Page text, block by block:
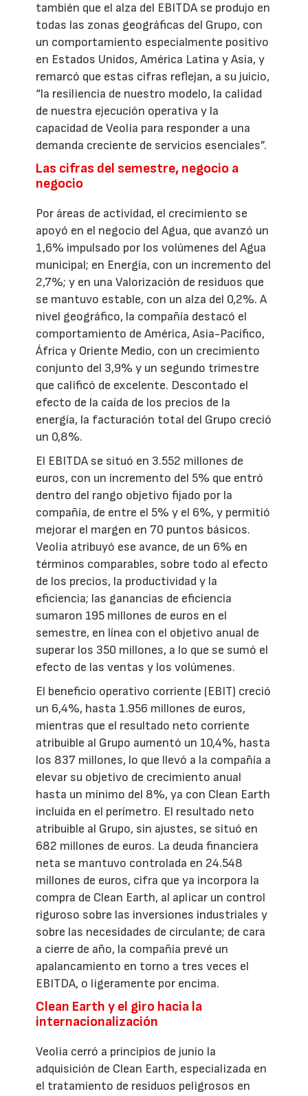
también que el alza del EBITDA se produjo en
todas las zonas geográficas del Grupo, con
un comportamiento especialmente positivo
en Estados Unidos, América Latina y Asia, y
remarcó que estas cifras reflejan, a su juicio,
“la resiliencia de nuestro modelo, la calidad
de nuestra ejecución operativa y la
capacidad de Veolia para responder a una
demanda creciente de servicios esenciales”.
Las cifras del semestre, negocio a
negocio
Por áreas de actividad, el crecimiento se
apoyó en el negocio del Agua, que avanzó un
1,6% impulsado por los volúmenes del Agua
municipal; en Energía, con un incremento del
2,7%; y en una Valorización de residuos que
se mantuvo estable, con un alza del 0,2%. A
nivel geográfico, la compañía destacó el
comportamiento de América, Asia-Pacífico,
África y Oriente Medio, con un crecimiento
conjunto del 3,9% y un segundo trimestre
que calificó de excelente. Descontado el
efecto de la caída de los precios de la
energía, la facturación total del Grupo creció
un 0,8%.
El EBITDA se situó en 3.552 millones de
euros, con un incremento del 5% que entró
dentro del rango objetivo fijado por la
compañía, de entre el 5% y el 6%, y permitió
mejorar el margen en 70 puntos básicos.
Veolia atribuyó ese avance, de un 6% en
términos comparables, sobre todo al efecto
de los precios, la productividad y la
eficiencia; las ganancias de eficiencia
sumaron 195 millones de euros en el
semestre, en línea con el objetivo anual de
superar los 350 millones, a lo que se sumó el
efecto de las ventas y los volúmenes.
El beneficio operativo corriente (EBIT) creció
un 6,4%, hasta 1.956 millones de euros,
mientras que el resultado neto corriente
atribuible al Grupo aumentó un 10,4%, hasta
los 837 millones, lo que llevó a la compañía a
elevar su objetivo de crecimiento anual
hasta un mínimo del 8%, ya con Clean Earth
incluida en el perímetro. El resultado neto
atribuible al Grupo, sin ajustes, se situó en
682 millones de euros. La deuda financiera
neta se mantuvo controlada en 24.548
millones de euros, cifra que ya incorpora la
compra de Clean Earth, al aplicar un control
riguroso sobre las inversiones industriales y
sobre las necesidades de circulante; de cara
a cierre de año, la compañía prevé un
apalancamiento en torno a tres veces el
EBITDA, o ligeramente por encima.
Clean Earth y el giro hacia la
internacionalización
Veolia cerró a principios de junio la
adquisición de Clean Earth, especializada en
el tratamiento de residuos peligrosos en